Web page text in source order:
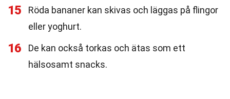
15
Röda bananer kan skivas och läggas på flingor
eller yoghurt.
16
De kan också torkas och ätas som ett
hälsosamt snacks.